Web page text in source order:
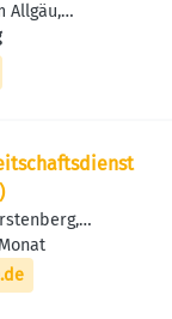
Allgäu,